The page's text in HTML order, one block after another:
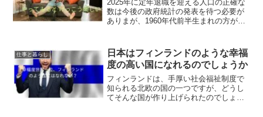
2025年に定年退職を迎える人口の正確な
数は今後の政府統計の発表を待つ必要が
ありまが、1960年代前半生まれの方が中
就職の必要がない約４割の人は家庭で長
時間過ごすことに...
仕事と暮らし
日本はフィンランドのような幸福
度の高い国になれるのでしょうか
フィンランドは、手厚い社会福祉制度で
知られる北欧の国の一つですが、どうし
てそんな国が作り上げられたのでしょ